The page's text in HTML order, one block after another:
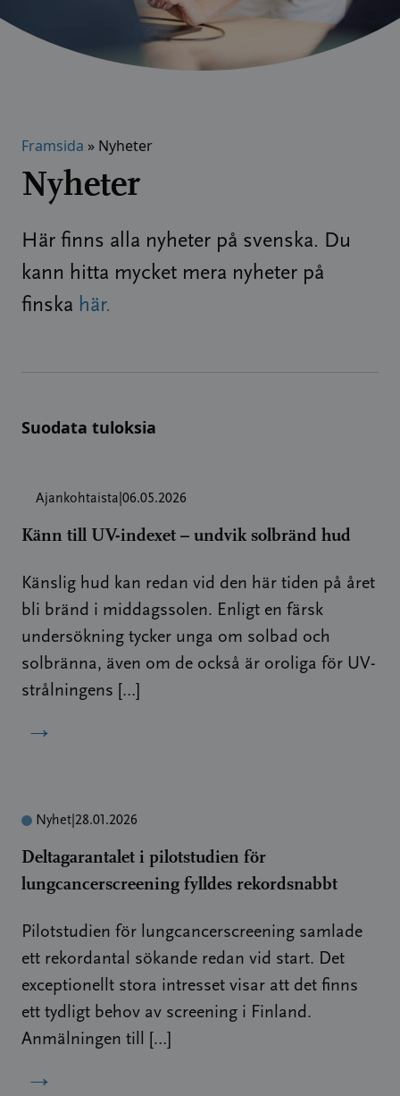
Framsida » Nyheter
Nyheter
Här finns alla nyheter på svenska. Du
kann hitta mycket mera nyheter på
finska här.
Suodata tuloksia
Ajankohtaista 06.05.2026
Känn till UV-indexet – undvik solbränd hud
Känslig hud kan redan vid den här tiden på året
bli bränd i middagssolen. Enligt en färsk
undersökning tycker unga om solbad och
solbränna, även om de också är oroliga för UV-
strålningens […]
→
Nyhet 28.01.2026
Deltagarantalet i pilotstudien för
lungcancerscreening fylldes rekordsnabbt
Pilotstudien för lungcancerscreening samlade
ett rekordantal sökande redan vid start. Det
exceptionellt stora intresset visar att det finns
ett tydligt behov av screening i Finland.
Anmälningen till […]
→